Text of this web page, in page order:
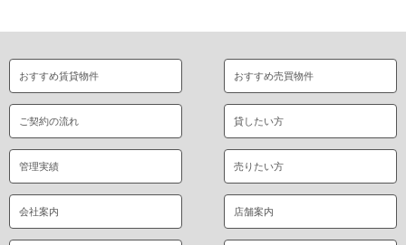
おすすめ賃貸物件 おすすめ売買物件
ご契約の流れ 貸したい方
管理実績 売りたい方
会社案内 店舗案内